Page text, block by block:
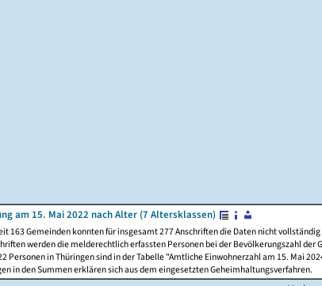
am 15. Mai 2022 nach Alter (7 Altersklassen)
163 Gemeinden konnten für insgesamt 277 Anschriften die Daten nicht
werden die melderechtlich erfassten Personen bei der Bevölkerungszahl
Personen in Thüringen sind in der Tabelle "Amtliche Einwohnerzahl am 15. Mai
in den Summen erklären sich aus dem eingesetzten Geheimhaltungsverfahren.